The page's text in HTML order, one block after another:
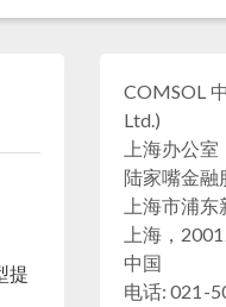
提
COMSOL
Ltd.)
上海办公室
陆家嘴金融
上海市浦
上海，
中国
电话: 021-